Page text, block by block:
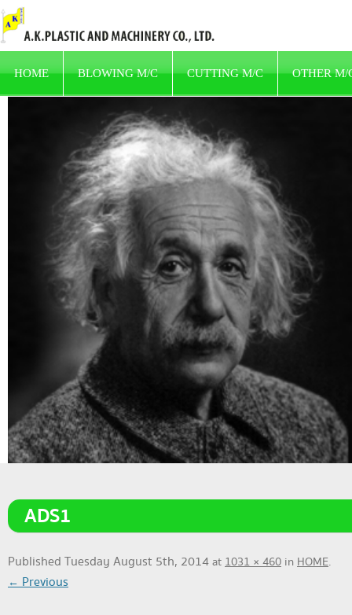
HOME BLOWING M/C CUTTING M/C OTHER M/
ADS1
Published Tuesday August 5th, 2014at1031 × 460 inHOME.
← Previous